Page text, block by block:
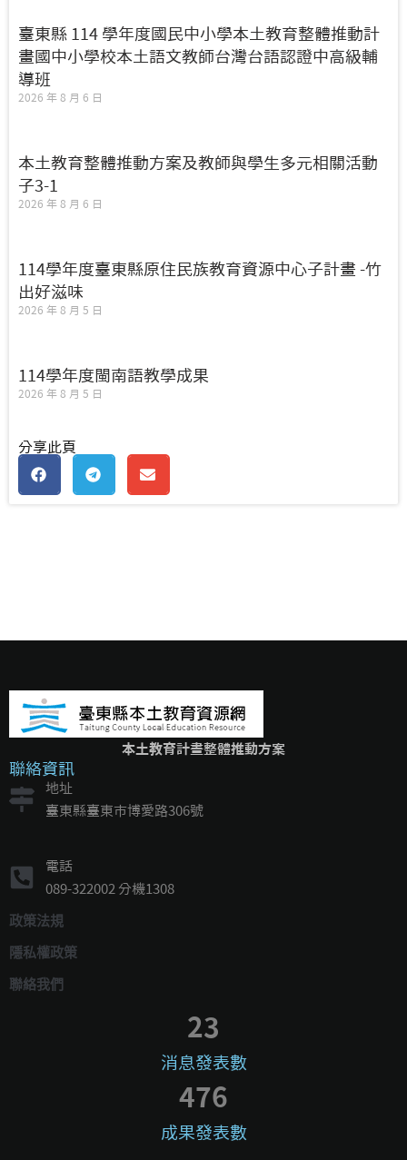
臺東縣 114 學年度國民中小學本土教育整體推動計
畫國中小學校本土語文教師台灣台語認證中高級輔
導班
2026 年 8 月 6 日
本土教育整體推動方案及教師與學生多元相關活動
子3-1
2026 年 8 月 6 日
114學年度臺東縣原住民族教育資源中心子計畫 -竹
出好滋味
2026 年 8 月 5 日
114學年度閩南語教學成果
2026 年 8 月 5 日
分享此頁
本土教育計畫整體推動方案
聯絡資訊
地址
臺東縣臺東市博愛路306號
電話
089-322002 分機1308
政策法規
隱私權政策
聯絡我們
消息發表數
23
成果發表數
476